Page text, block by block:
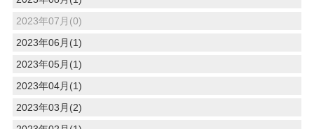
2023年07月(0)
2023年06月(1)
2023年05月(1)
2023年04月(1)
2023年03月(2)